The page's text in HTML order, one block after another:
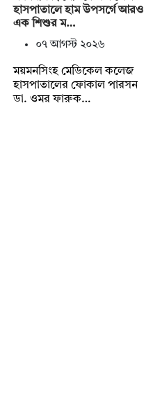
হাসপাতালে হাম উপসর্গে আরও
এক শিশুর ম…
০৭ আগস্ট ২০২৬
ময়মনসিংহ মেডিকেল কলেজ
হাসপাতালের ফোকাল পারসন
ডা. ওমর ফারুক…